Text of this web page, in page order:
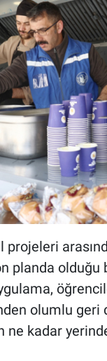
projeleri
planda
olumlu geri
kadar